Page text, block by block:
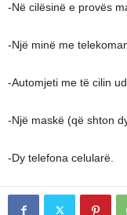
-Në cilësinë e provës
-Një minë me
-Automjeti me të cilin
-Një maskë (që shton
-Dy telefona celularë.